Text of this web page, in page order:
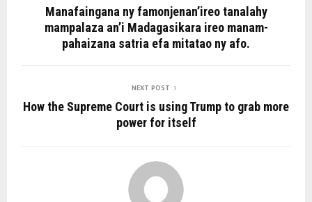
Manafaingana ny famonjenan’ireo tanalahy
mampalaza an’i Madagasikara ireo manam-
pahaizana satria efa mitatao ny afo.
NEXT POST
How the Supreme Court is using Trump to grab more
power for itself